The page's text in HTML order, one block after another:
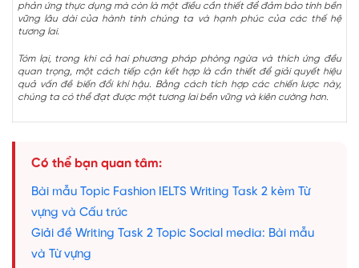
phản ứng thực dụng mà còn là một điều cần thiết để đảm bảo tính bền
vững lâu dài của hành tinh chúng ta và hạnh phúc của các thế hệ
tương lai.
Tóm lại, trong khi cả hai phương pháp phòng ngừa và thích ứng đều
quan trọng, một cách tiếp cận kết hợp là cần thiết để giải quyết hiệu
quả vấn đề biến đổi khí hậu. Bằng cách tích hợp các chiến lược này,
chúng ta có thể đạt được một tương lai bền vững và kiên cường hơn.
Có thể bạn quan tâm:
Bài mẫu Topic Fashion IELTS Writing Task 2 kèm Từ
vựng và Cấu trúc
Giải đề Writing Task 2 Topic Social media: Bài mẫu
và Từ vựng